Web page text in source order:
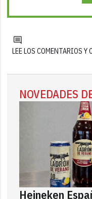
LEE LOS COMENTARIOS
NOVEDADES
Heineken